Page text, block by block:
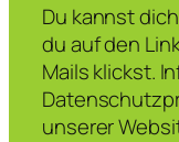
Du kannst
du auf den
Mails klickst.
unserer